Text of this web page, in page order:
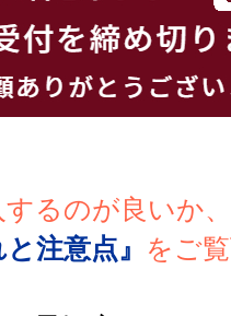
るのが良いか
注意点』
をご